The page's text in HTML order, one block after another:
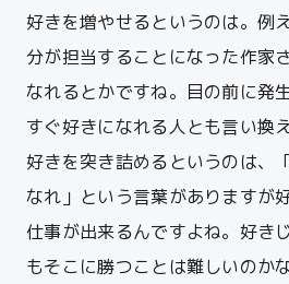
好きを増やせるというのは。例
分が担当することになった作家
なれるとかですね。目の前に発
すぐ好きになれる人とも言い換
好きを突き詰めるというのは、
なれ」という言葉がありますが
仕事が出来るんですよね。好き
もそこに勝つことは難しいのか